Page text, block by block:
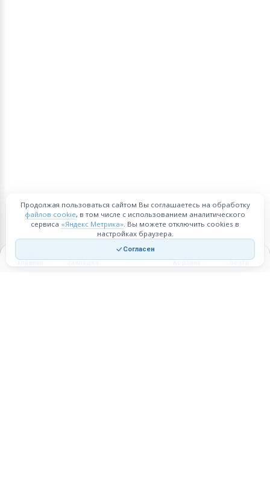
Главная Закладки Корзина Войти
Продолжая пользоваться сайтом Вы соглашаетесь на обработку
файлов cookie, в том числе с использованием аналитического
сервиса «Яндекс Метрика». Вы можете отключить cookies в
настройках браузера.
Согласен